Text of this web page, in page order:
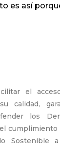
es así
el
calidad,
los
cumplimiento
Sostenible